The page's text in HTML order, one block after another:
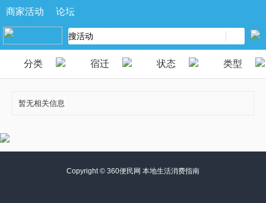
商家活动 论坛
分类 宿迁 状态 类型
暂无相关信息
Copyright © 360便民网 本地生活消费指南